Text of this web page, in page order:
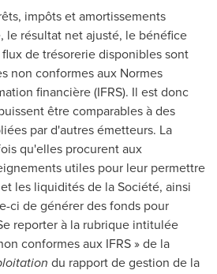
impôts et amortissements
le résultat net ajusté, le bénéfice
de trésorerie disponibles sont
non conformes aux Normes
financière (IFRS). Il est donc
être comparables à des
par d'autres émetteurs. La
qu'elles procurent aux
utiles pour leur permettre
les liquidités de la Société, ainsi
ci de générer des fonds pour
reporter à la rubrique intitulée
conformes aux IFRS » de la
du rapport de gestion de la